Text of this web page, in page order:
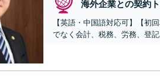
海外企業との契約
【英語・中国語対応可】【初
でなく会計、税務、労務、登